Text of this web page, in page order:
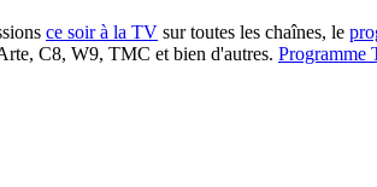
ce soir à la TV sur toutes les chaînes, le
C8, W9, TMC et bien d'autres. Programme